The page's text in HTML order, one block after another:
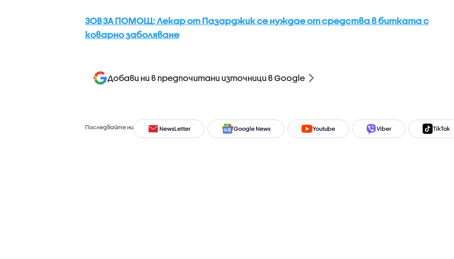
ЗОВ ЗА ПОМОЩ: Лекар от Пазарджик се нуждае от средства в битката с
коварно заболяване
Добави ни в предпочитани източници в Google
Последвайте ни NewsLetter Google News Youtube Viber TikTok